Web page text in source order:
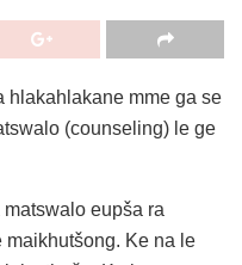
hlakahlakane mme ga se
(counseling) le ge
eupša ra
Ke na le